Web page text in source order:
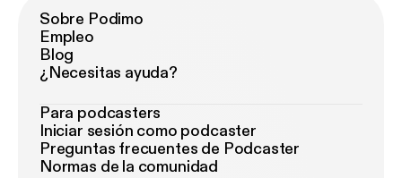
Sobre Podimo
Empleo
Blog
¿Necesitas ayuda?
Para podcasters
Iniciar sesión como podcaster
Preguntas frecuentes de Podcaster
Normas de la comunidad